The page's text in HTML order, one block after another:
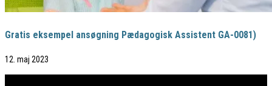
Gratis eksempel ansøgning Pædagogisk Assistent GA-0081)
12. maj 2023